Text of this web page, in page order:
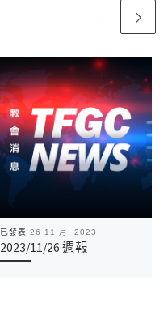
已發表26 11 月, 2023
2023/11/26 週報